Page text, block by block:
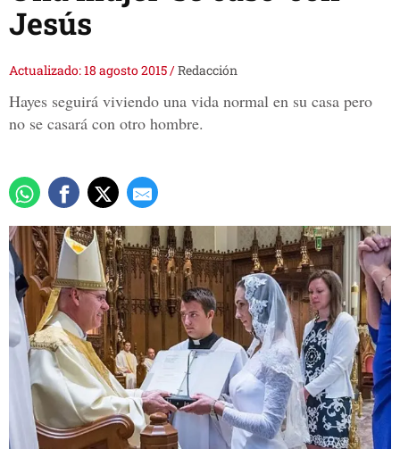
Jesús
Actualizado: 18 agosto 2015/Redacción
Hayes seguirá viviendo una vida normal en su casa pero
no se casará con otro hombre.